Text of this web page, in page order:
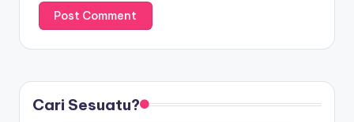
Cari Sesuatu?